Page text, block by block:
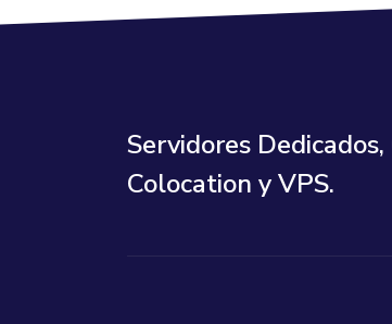
Servidores
Colocation y VPS.